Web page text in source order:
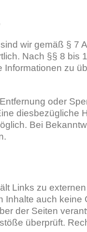
wir gemäß § 7
Nach §§ 8 bis
Informationen zu
oder
diesbezügliche
Bei
Links zu
Inhalte auch
der Seiten
überprüft.